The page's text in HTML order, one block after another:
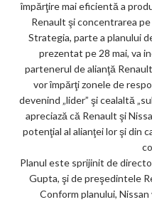
împărţire mai eficientă a
Renault şi concentrarea
Strategia, parte a planului
prezentat pe 28 mai, va
partenerul de alianţă
vor împărţi zonele de
devenind „lider” şi cealaltă
apreciază că Renault şi
potenţial al alianţei lor şi din
Planul este sprijinit de
Gupta, şi de preşedintele
Conform planului, Nissan